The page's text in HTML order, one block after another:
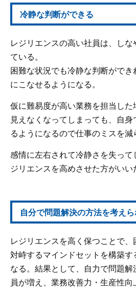
冷静な判断ができる
レジリエンスの高い社員は、し
ている。
困難な状況でも冷静な判断がで
にこなせるようになる。
仮に難易度が高い業務を担当し
見えなくなってしまっても、自
るようになるので仕事のミスを減
感情に左右されて冷静さを失っ
ジリエンスを高めさせた方がいい
自分で問題解決の方法を考え
レジリエンスを高く保つことで
対峙するマインドセットを構築
なる。結果として、自力で問題
員が増え、業務改善力・生産性向